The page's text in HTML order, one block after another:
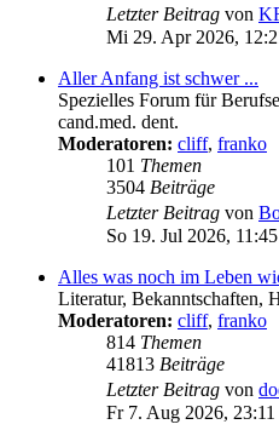
Letzter Beitrag von
Mi 29. Apr 2026,
Aller Anfang ist schwer ...
Spezielles Forum für
cand.med. dent.
Moderatoren: cliff, franko
101 Themen
3504 Beiträge
Letzter Beitrag von
So 19. Jul 2026, 11:45
Alles was noch im Leben
Literatur, Bekanntschaften,
Moderatoren: cliff, franko
814 Themen
41813 Beiträge
Letzter Beitrag von
Fr 7. Aug 2026, 23:11